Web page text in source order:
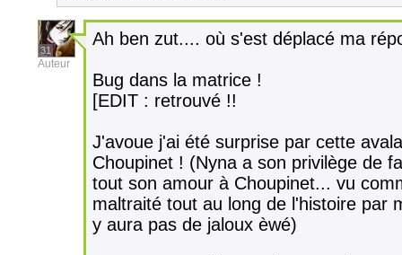
31
Auteur
Ah ben zut.... où s'est déplacé ma
Bug dans la matrice !
[EDIT : retrouvé !!
J'avoue j'ai été surprise par cette
Choupinet ! (Nyna a son privilège de
tout son amour à Choupinet... vu
maltraité tout au long de l'histoire par
y aura pas de jaloux èwé)